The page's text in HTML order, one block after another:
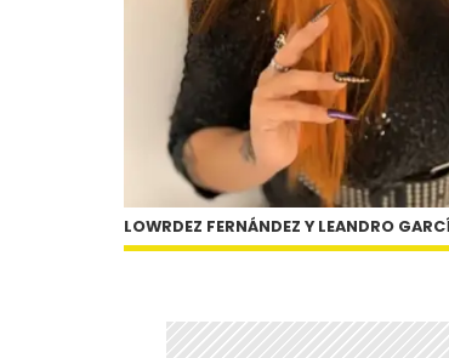
LOWRDEZ FERNÁNDEZ Y LEANDRO